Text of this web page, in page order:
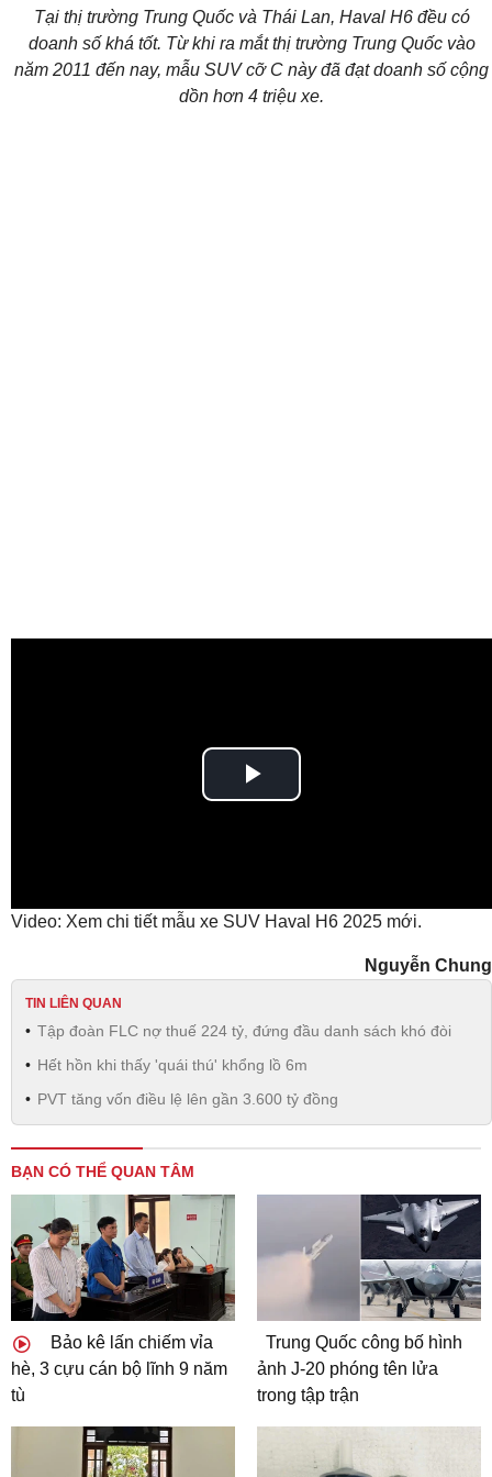
Tại thị trường Trung Quốc và Thái Lan, Haval H6 đều có
doanh số khá tốt. Từ khi ra mắt thị trường Trung Quốc vào
năm 2011 đến nay, mẫu SUV cỡ C này đã đạt doanh số cộng
dồn hơn 4 triệu xe.
Play
Video: Xem chi tiết mẫu xe SUV Haval H6 2025 mới.
Nguyễn Chung
TIN LIÊN QUAN
Tập đoàn FLC nợ thuế 224 tỷ, đứng đầu danh sách khó đòi
Hết hồn khi thấy 'quái thú' khổng lồ 6m
PVT tăng vốn điều lệ lên gần 3.600 tỷ đồng
BẠN CÓ THỂ QUAN TÂM
Bảo kê lấn chiếm vỉa
hè, 3 cựu cán bộ lĩnh 9 năm
tù
Trung Quốc công bố hình
ảnh J-20 phóng tên lửa
trong tập trận